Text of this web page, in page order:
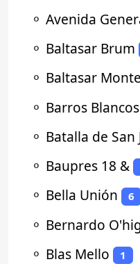
⚬ Avenida
⚬ Baltasar Brum
⚬ Baltasar
⚬ Barros Blancos
⚬ Batalla de San
⚬ Baupres 18 &
⚬ Bella Unión 6
⚬ Bernardo
⚬ Blas Mello 1